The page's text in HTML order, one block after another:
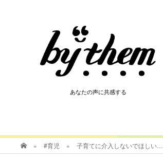
あなたの声に共感する
あなたの声に共感する
» #育児 » 子育てに介入しないでほしい